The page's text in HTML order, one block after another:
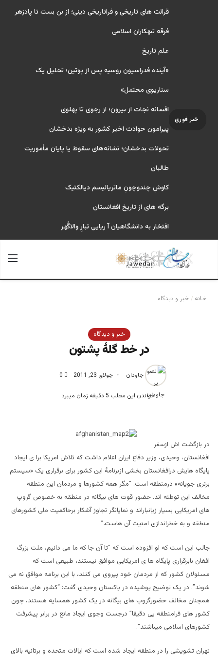
خبر فوری
قرائت های تاریخی و فراتاریخی دینی؛ از بن بست تا پادزهر
فرقه تبهکاران اسلامی
علم تاریخ
«آینده فدراسیون روسیه پس از پوتین؛ تحلیل یک
سناریوی محتمل»
افسانه نجات از بیرون؛ از رجوی تا پهلوی
پیرامون حوادث اخیر کشور به ویژه بدخشان
تحولات بدخشان؛ نشانه‌های سقوط یا پایان مأموریت
طالبان
کاوشِ چندو‌چونِ ماتریالیسم دیالکتیک
برگه های از تاریخ افغانستان
افتخار به دانشگاهیان آ ریایی تبارِ والاگُهر
جستجو برای
خانه / خبر و دیدگاه
خبر و دیدگاه
در خط گلۀ پشتون
جاودان جولای 23, 2011 0
خواندن این مطلب 5 دقیقه زمان میبرد
در بازگشت اش ازسفر
افغانستان، وحیدی، وزیر دفاع ایران اعلام داشت که تلاش امریکا برا ی ایجاد
پایگاه هایش درافغانستان بخشی ازبرنامۀ این کشور برای برقراری یک «سیستم
برتری جویانه» درمنطقه است. “مگر همه کشورها و مردمان این منطقه
مخالف این توطئه اند. حضور قوت های بیگانه در منطقه به خصوص گروپ
های امریکایی بسیار زیانباراند و نمایانگر تجاوز آشکار برحاکمیت ملی کشورهای
منطقه و به خطراندازی امنیت آن هاست.”
جالب این است که او افزوده است که “تا آن جا که ما می دانیم، ملت بزرگ
افغان بابرقراری پایگاه ها ی امریکایی موافق نیستند، طبیعی است که
مسئولان کشور که از مردمان خود پیروی می کنند، با این برنامه موافق نه می
شوند”. در یک توضیح پوشیده در پاکستان وحیدی گفت: “کشور های منطقه
همچنان مخالف حضورگروپ های بیگانه در یک کشور همسایه هستند، چون
کشور های فرامنطقه یی دقیقا” درجست وجوی ایجاد مانع در برابر پیشرفت
کشورهای اسلامی میباشند”.
تهران تشویشی را در منطقه ایجاد شده است که ایالات متحده و برتانیه بالای